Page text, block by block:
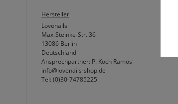
Hersteller
Lovenails
Max-Steinke-Str. 36
13086 Berlin
Deutschland
Ansprechpartner: P. Koch Ramos
info@lovenails-shop.de
Tel: (0)30-74785225